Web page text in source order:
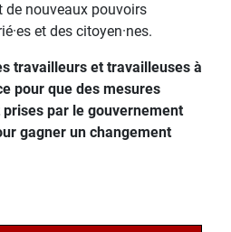
de nouveaux pouvoirs
et des citoyen·nes.
travailleurs et travailleuses à
pour que des mesures
par le gouvernement
gagner un changement